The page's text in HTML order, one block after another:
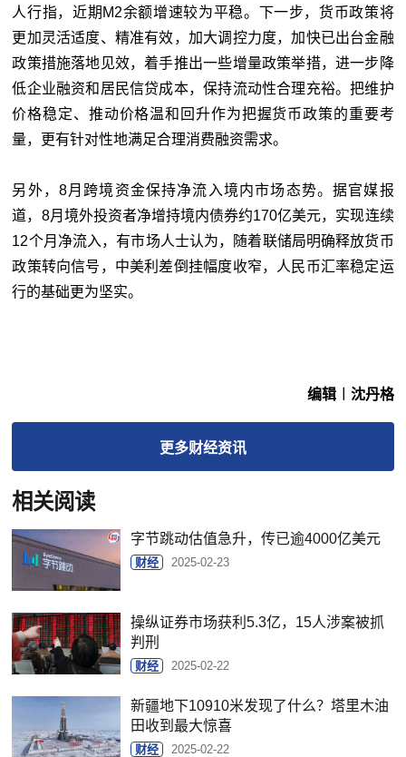
人行指，近期M2余额增速较为平稳。下一步，货币政策将
更加灵活适度、精准有效，加大调控力度，加快已出台金融
政策措施落地见效，着手推出一些增量政策举措，进一步降
低企业融资和居民信贷成本，保持流动性合理充裕。把维护
价格稳定、推动价格温和回升作为把握货币政策的重要考
量，更有针对性地满足合理消费融资需求。
另外，8月跨境资金保持净流入境内市场态势。据官媒报
道，8月境外投资者净增持境内债券约170亿美元，实现连续
12个月净流入，有市场人士认为，随着联储局明确释放货币
政策转向信号，中美利差倒挂幅度收窄，人民币汇率稳定运
行的基础更为坚实。
编辑︱沈丹格
更多财经资讯
相关阅读
字节跳动估值急升，传已逾4000亿美元
财经 2025-02-23
操纵证券市场获利5.3亿，15人涉案被抓
判刑
财经 2025-02-22
新疆地下10910米发现了什么？塔里木油
田收到最大惊喜
财经 2025-02-22